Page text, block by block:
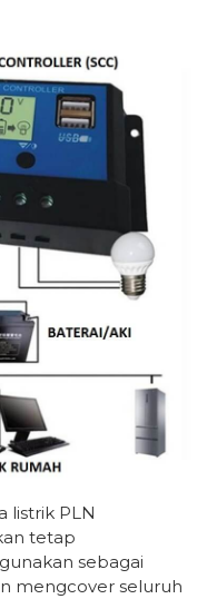
listrik PLN
tetap
sebagai
mengcover seluruh